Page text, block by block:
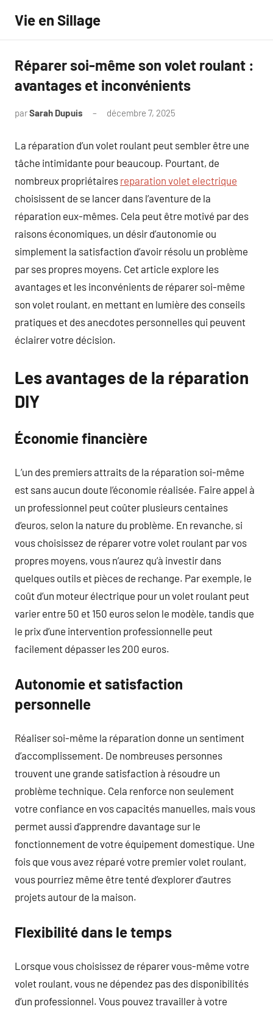
contenu
Vie en Sillage
Réparer soi-même son volet roulant :
avantages et inconvénients
parSarah Dupuis décembre 7, 2025
La réparation d’un volet roulant peut sembler être une
tâche intimidante pour beaucoup. Pourtant, de
nombreux propriétaires reparation volet electrique
choisissent de se lancer dans l’aventure de la
réparation eux-mêmes. Cela peut être motivé par des
raisons économiques, un désir d’autonomie ou
simplement la satisfaction d’avoir résolu un problème
par ses propres moyens. Cet article explore les
avantages et les inconvénients de réparer soi-même
son volet roulant, en mettant en lumière des conseils
pratiques et des anecdotes personnelles qui peuvent
éclairer votre décision.
Les avantages de la réparation
DIY
Économie financière
L’un des premiers attraits de la réparation soi-même
est sans aucun doute l’économie réalisée. Faire appel à
un professionnel peut coûter plusieurs centaines
d’euros, selon la nature du problème. En revanche, si
vous choisissez de réparer votre volet roulant par vos
propres moyens, vous n’aurez qu’à investir dans
quelques outils et pièces de rechange. Par exemple, le
coût d’un moteur électrique pour un volet roulant peut
varier entre 50 et 150 euros selon le modèle, tandis que
le prix d’une intervention professionnelle peut
facilement dépasser les 200 euros.
Autonomie et satisfaction
personnelle
Réaliser soi-même la réparation donne un sentiment
d’accomplissement. De nombreuses personnes
trouvent une grande satisfaction à résoudre un
problème technique. Cela renforce non seulement
votre confiance en vos capacités manuelles, mais vous
permet aussi d’apprendre davantage sur le
fonctionnement de votre équipement domestique. Une
fois que vous avez réparé votre premier volet roulant,
vous pourriez même être tenté d’explorer d’autres
projets autour de la maison.
Flexibilité dans le temps
Lorsque vous choisissez de réparer vous-même votre
volet roulant, vous ne dépendez pas des disponibilités
d’un professionnel. Vous pouvez travailler à votre